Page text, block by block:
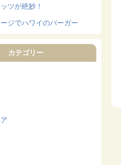
ツが絶妙！
ジでハワイのバーガー
カテゴリー